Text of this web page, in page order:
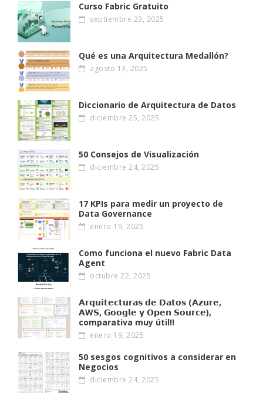
Curso Fabric Gratuito
septiembre 23, 2025
Qué es una Arquitectura Medallón?
agosto 13, 2025
Diccionario de Arquitectura de Datos
diciembre 25, 2025
50 Consejos de Visualización
diciembre 24, 2025
17 KPIs para medir un proyecto de
Data Governance
enero 19, 2025
Como funciona el nuevo Fabric Data
Agent
octubre 22, 2025
𝗔𝗿𝗾𝘂𝗶𝘁𝗲𝗰𝘁𝘂𝗿𝗮𝘀 𝗱𝗲 𝗗𝗮𝘁𝗼𝘀 (𝗔𝘇𝘂𝗿𝗲,
𝗔W𝗦, 𝗚𝗼𝗼𝗴𝗹𝗲 𝘆 𝗢𝗽𝗲𝗻 𝗦𝗼𝘂𝗿𝗰𝗲),
comparativa muy útil!!
enero 19, 2025
50 sesgos cognitivos a considerar en
Negocios
diciembre 24, 2025